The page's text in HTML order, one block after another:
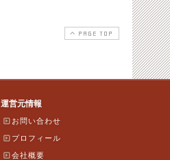
PAGE TOP
運営元情報
お問い合わせ
プロフィール
会社概要